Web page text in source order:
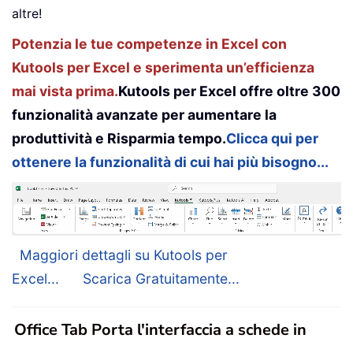
altre!
Potenzia le tue competenze in Excel con
Kutools per Excel e sperimenta un’efficienza
mai vista prima.Kutools per Excel offre oltre 300
funzionalità avanzate per aumentare la
produttività e Risparmia tempo.Clicca qui per
ottenere la funzionalità di cui hai più bisogno...
Maggiori dettagli su Kutools per
Excel...
Scarica Gratuitamente...
Office Tab Porta l'interfaccia a schede in